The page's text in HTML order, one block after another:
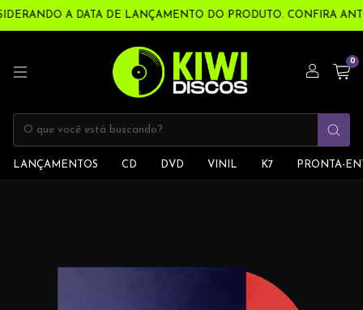
A DATA DE LANÇAMENTO DO PRODUTO. CONFIRA
0
LANÇAMENTOS CD DVD VINIL K7 PRONTA-